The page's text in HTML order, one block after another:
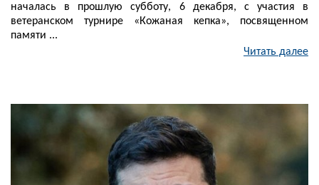
началась в прошлую субботу, 6 декабря, с участия в
ветеранском турнире «Кожаная кепка», посвященном
памяти ...
Читать далее